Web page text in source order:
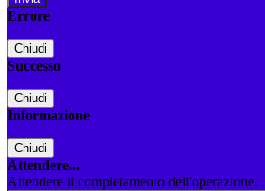
Errore
Chiudi
Successo
Chiudi
Informazione
Chiudi
Attendere...
Attendere il completamento dell'operazione...